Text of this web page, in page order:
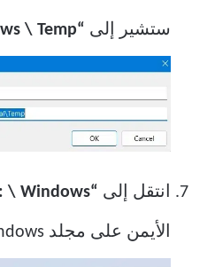
ستشير إلى “C: \ Windows \ Temp.”
انتقل إلى “C: \ Windows”
الأيمن على مجلد Windows لفتح خصائصه.